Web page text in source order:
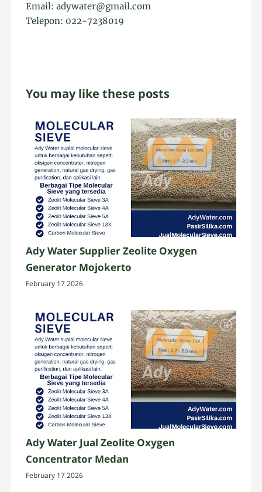
Email: adywater@gmail.com
Telepon: 022-7238019
You may like these posts
Ady Water Supplier Zeolite Oxygen
Generator Mojokerto
February 17 2026
Ady Water Jual Zeolite Oxygen
Concentrator Medan
February 17 2026